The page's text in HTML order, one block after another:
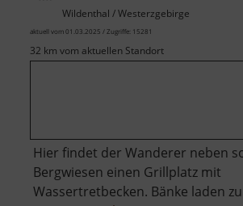
Wildenthal / Westerzgebirge
aktuell vom 01.03.2025 / Zugriffe: 15281
32 km vom aktuellen Standort
Hier findet der Wanderer neben
Bergwiesen einen Grillplatz mit
Wassertretbecken. Bänke laden